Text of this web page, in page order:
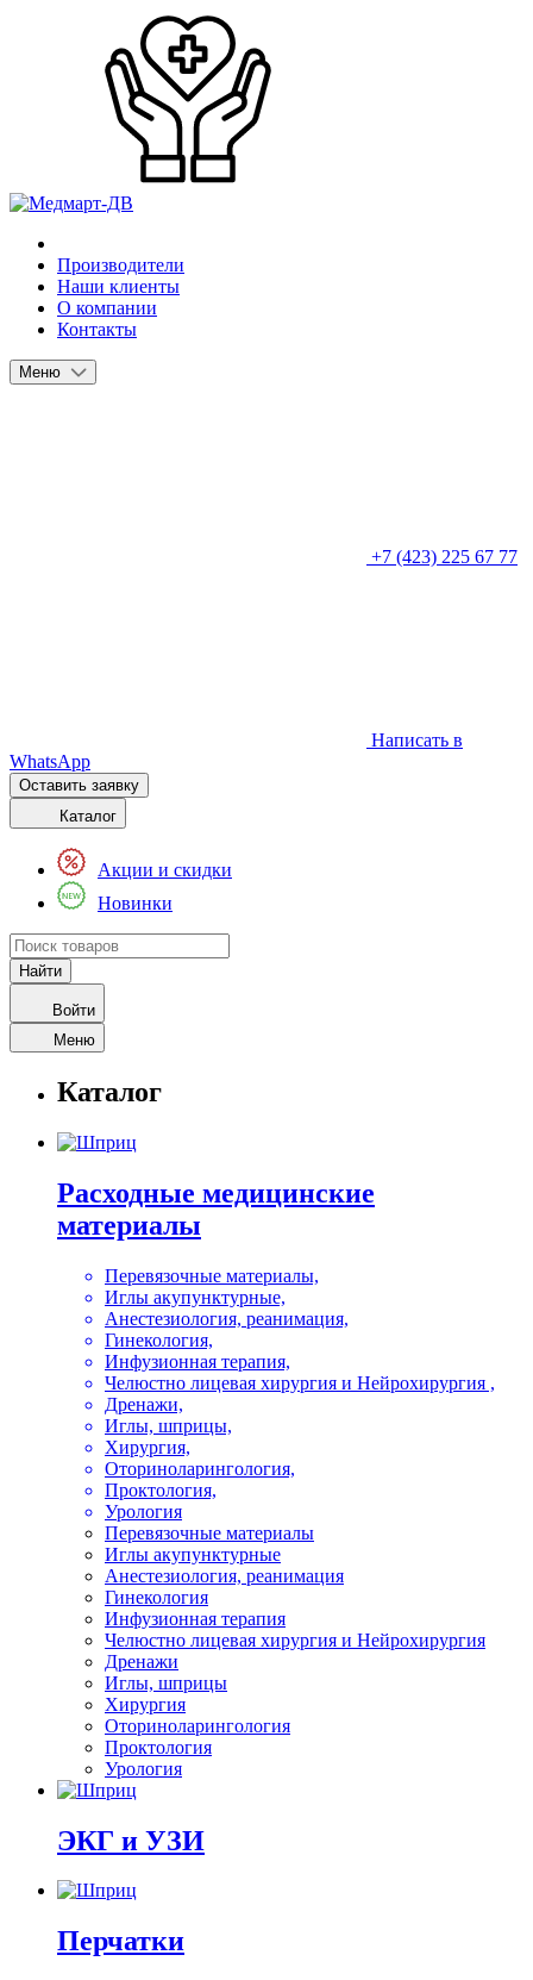
Производители
Наши клиенты
О компании
Контакты
Меню
+7 (423) 225 67 77
Написать в
WhatsApp
Оставить заявку
Каталог
Акции и скидки
Новинки
Войти
Меню
Каталог
Расходные медицинские
материалы
Перевязочные материалы,
Иглы акупунктурные,
Анестезиология, реанимация,
Гинекология,
Инфузионная терапия,
Челюстно лицевая хирургия и Нейрохирургия ,
Дренажи,
Иглы, шприцы,
Хирургия,
Оториноларингология,
Проктология,
Урология
Перевязочные материалы
Иглы акупунктурные
Анестезиология, реанимация
Гинекология
Инфузионная терапия
Челюстно лицевая хирургия и Нейрохирургия
Дренажи
Иглы, шприцы
Хирургия
Оториноларингология
Проктология
Урология
ЭКГ и УЗИ
Перчатки